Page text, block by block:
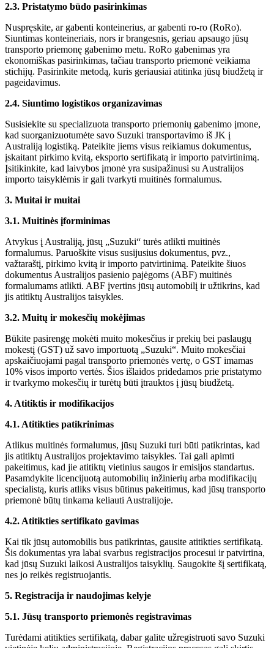
2.3. Pristatymo būdo pasirinkimas
Nuspręskite, ar gabenti konteinerius, ar gabenti ro-ro (RoRo).
Siuntimas konteineriais, nors ir brangesnis, geriau apsaugo jūsų
transporto priemonę gabenimo metu. RoRo gabenimas yra
ekonomiškas pasirinkimas, tačiau transporto priemonė veikiama
stichijų. Pasirinkite metodą, kuris geriausiai atitinka jūsų biudžetą ir
pageidavimus.
2.4. Siuntimo logistikos organizavimas
Susisiekite su specializuota transporto priemonių gabenimo įmone,
kad suorganizuotumėte savo Suzuki transportavimo iš JK į
Australiją logistiką. Pateikite jiems visus reikiamus dokumentus,
įskaitant pirkimo kvitą, eksporto sertifikatą ir importo patvirtinimą.
Įsitikinkite, kad laivybos įmonė yra susipažinusi su Australijos
importo taisyklėmis ir gali tvarkyti muitinės formalumus.
3. Muitai ir muitai
3.1. Muitinės įforminimas
Atvykus į Australiją, jūsų „Suzuki“ turės atlikti muitinės
formalumus. Paruoškite visus susijusius dokumentus, pvz.,
važtaraštį, pirkimo kvitą ir importo patvirtinimą. Pateikite šiuos
dokumentus Australijos pasienio pajėgoms (ABF) muitinės
formalumams atlikti. ABF įvertins jūsų automobilį ir užtikrins, kad
jis atitiktų Australijos taisykles.
3.2. Muitų ir mokesčių mokėjimas
Būkite pasirengę mokėti muito mokesčius ir prekių bei paslaugų
mokestį (GST) už savo importuotą „Suzuki“. Muito mokesčiai
apskaičiuojami pagal transporto priemonės vertę, o GST imamas
10% visos importo vertės. Šios išlaidos pridedamos prie pristatymo
ir tvarkymo mokesčių ir turėtų būti įtrauktos į jūsų biudžetą.
4. Atitiktis ir modifikacijos
4.1. Atitikties patikrinimas
Atlikus muitinės formalumus, jūsų Suzuki turi būti patikrintas, kad
jis atitiktų Australijos projektavimo taisykles. Tai gali apimti
pakeitimus, kad jie atitiktų vietinius saugos ir emisijos standartus.
Pasamdykite licencijuotą automobilių inžinierių arba modifikacijų
specialistą, kuris atliks visus būtinus pakeitimus, kad jūsų transporto
priemonė būtų tinkama keliauti Australijoje.
4.2. Atitikties sertifikato gavimas
Kai tik jūsų automobilis bus patikrintas, gausite atitikties sertifikatą.
Šis dokumentas yra labai svarbus registracijos procesui ir patvirtina,
kad jūsų Suzuki laikosi Australijos taisyklių. Saugokite šį sertifikatą,
nes jo reikės registruojantis.
5. Registracija ir naudojimas kelyje
5.1. Jūsų transporto priemonės registravimas
Turėdami atitikties sertifikatą, dabar galite užregistruoti savo Suzuki